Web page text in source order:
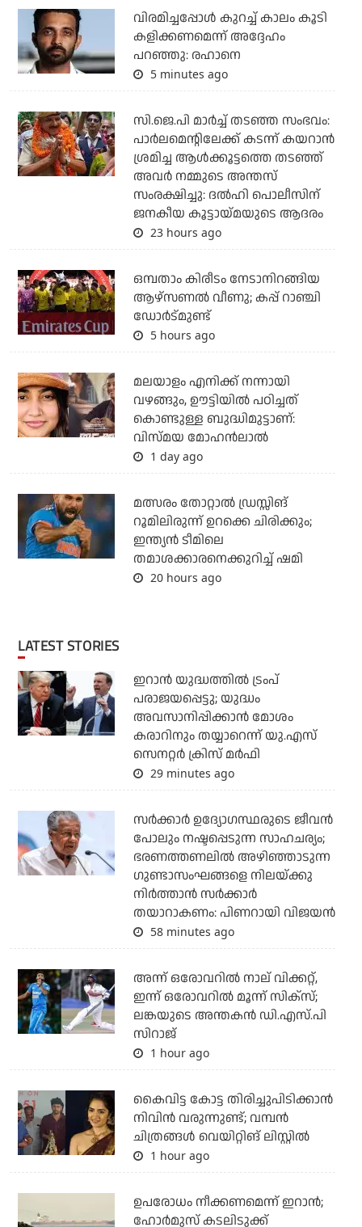
വിരമിച്ചപ്പോള്‍ കുറച്ച് കാലം കൂടി
കളിക്കണമെന്ന് അദ്ദേഹം
പറഞ്ഞു: രഹാനെ
5 minutes ago
സി.ജെ.പി മാര്‍ച്ച് തടഞ്ഞ സംഭവം:
പാര്‍ലമെന്റിലേക്ക് കടന്ന് കയറാന്‍
ശ്രമിച്ച ആള്‍ക്കൂട്ടത്തെ തടഞ്ഞ്
അവര്‍ നമ്മുടെ അന്തസ്
സംരക്ഷിച്ചു: ദല്‍ഹി പൊലീസിന്
ജനകീയ കൂട്ടായ്മയുടെ ആദരം
23 hours ago
ഒമ്പതാം കിരീടം നേടാനിറങ്ങിയ
ആഴ്സണല്‍ വീണു; കപ്പ് റാഞ്ചി
ഡോര്‍ട്മുണ്ട്
5 hours ago
മലയാളം എനിക്ക് നന്നായി
വഴങ്ങും, ഊട്ടിയില്‍ പഠിച്ചത്
കൊണ്ടുള്ള ബുദ്ധിമുട്ടാണ്:
വിസ്മയ മോഹന്‍ലാല്‍
1 day ago
മത്സരം തോറ്റാല്‍ ഡ്രസ്സിങ്
റൂമിലിരുന്ന് ഉറക്കെ ചിരിക്കും;
ഇന്ത്യന്‍ ടീമിലെ
തമാശക്കാരനെക്കുറിച്ച് ഷമി
20 hours ago
LATEST STORIES
ഇറാന്‍ യുദ്ധത്തില്‍ ട്രംപ്
പരാജയപ്പെട്ടു; യുദ്ധം
അവസാനിപ്പിക്കാന്‍ മോശം
കരാറിനും തയ്യാറെന്ന് യു.എസ്
സെനറ്റര്‍ ക്രിസ് മര്‍ഫി
29 minutes ago
സര്‍ക്കാര്‍ ഉദ്യോഗസ്ഥരുടെ ജീവന്‍
പോലും നഷ്ടപ്പെടുന്ന സാഹചര്യം;
ഭരണത്തണലില്‍ അഴിഞ്ഞാടുന്ന
ഗുണ്ടാസംഘങ്ങളെ നിലയ്ക്കു
നിര്‍ത്താന്‍ സര്‍ക്കാര്‍
തയാറാകണം: പിണറായി വിജയന്‍
58 minutes ago
അന്ന് ഒരോവറില്‍ നാല് വിക്കറ്റ്,
ഇന്ന് ഒരോവറില്‍ മൂന്ന് സിക്‌സ്;
ലങ്കയുടെ അന്തകന്‍ ഡി.എസ്.പി
സിറാജ്
1 hour ago
കൈവിട്ട കോട്ട തിരിച്ചുപിടിക്കാന്‍
നിവിന്‍ വരുന്നുണ്ട്; വമ്പന്‍
ചിത്രങ്ങള്‍ വെയിറ്റിങ് ലിസ്റ്റില്‍
1 hour ago
ഉപരോധം നീക്കണമെന്ന് ഇറാന്‍;
ഹോര്‍മുസ് കടലിടുക്ക്